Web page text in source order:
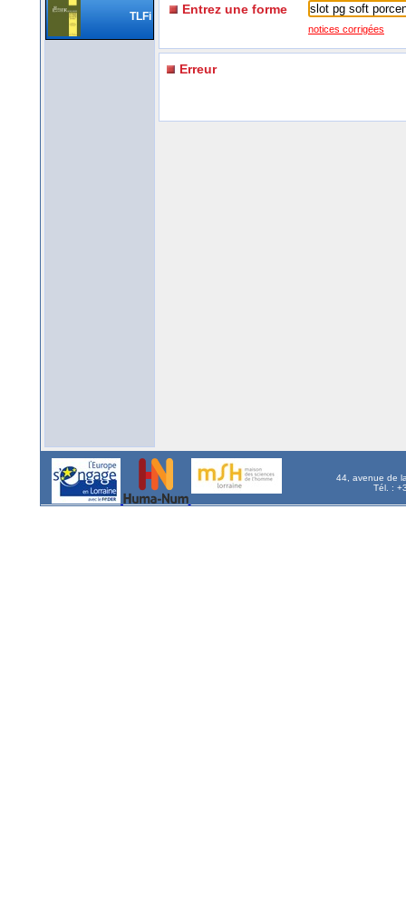
TLFi Entrez une forme
notices corrigées
Erreur
44, avenue de
Tél. :